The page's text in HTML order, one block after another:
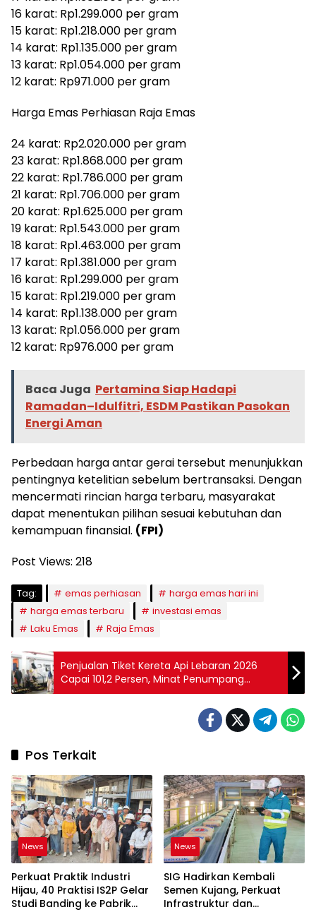
16 karat: Rp1.299.000 per gram
15 karat: Rp1.218.000 per gram
14 karat: Rp1.135.000 per gram
13 karat: Rp1.054.000 per gram
12 karat: Rp971.000 per gram
Harga Emas Perhiasan Raja Emas
24 karat: Rp2.020.000 per gram
23 karat: Rp1.868.000 per gram
22 karat: Rp1.786.000 per gram
21 karat: Rp1.706.000 per gram
20 karat: Rp1.625.000 per gram
19 karat: Rp1.543.000 per gram
18 karat: Rp1.463.000 per gram
17 karat: Rp1.381.000 per gram
16 karat: Rp1.299.000 per gram
15 karat: Rp1.219.000 per gram
14 karat: Rp1.138.000 per gram
13 karat: Rp1.056.000 per gram
12 karat: Rp976.000 per gram
Baca Juga Pertamina Siap Hadapi
Ramadan–Idulfitri, ESDM Pastikan Pasokan
Energi Aman
Perbedaan harga antar gerai tersebut menunjukkan
pentingnya ketelitian sebelum bertransaksi. Dengan
mencermati rincian harga terbaru, masyarakat
dapat menentukan pilihan sesuai kebutuhan dan
kemampuan finansial. (FPI)
Post Views: 218
Tag: emas perhiasan
harga emas hari ini
harga emas terbaru
investasi emas
Laku Emas
Raja Emas
Penjualan Tiket Kereta Api Lebaran 2026
Capai 101,2 Persen, Minat Penumpang
Melonjak
Pos Terkait
News
Perkuat Praktik Industri
Hijau, 40 Praktisi IS2P Gelar
Studi Banding ke Pabrik
News
SIG Hadirkan Kembali
Semen Kujang, Perkuat
Infrastruktur dan